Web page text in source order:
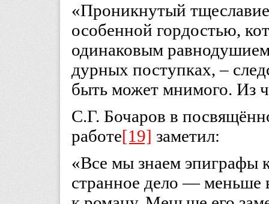
«Проникнутый
особенной гордостью,
одинаковым
дурных поступках, –
быть может мнимого. Из
С.Г. Бочаров в
работе[19] заметил:
«Все мы знаем эпиграфы
странное дело — меньше